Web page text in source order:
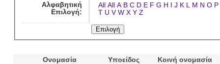
Αλφαβητική
Επιλογή:
All All A B C D E F G H I J K L M N O P
T U V W X Y Z
Ονομασία Υποείδος
Κοινή ονομασία